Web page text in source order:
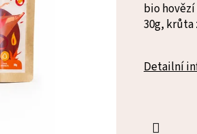
bio
30g, krůta
Detailní